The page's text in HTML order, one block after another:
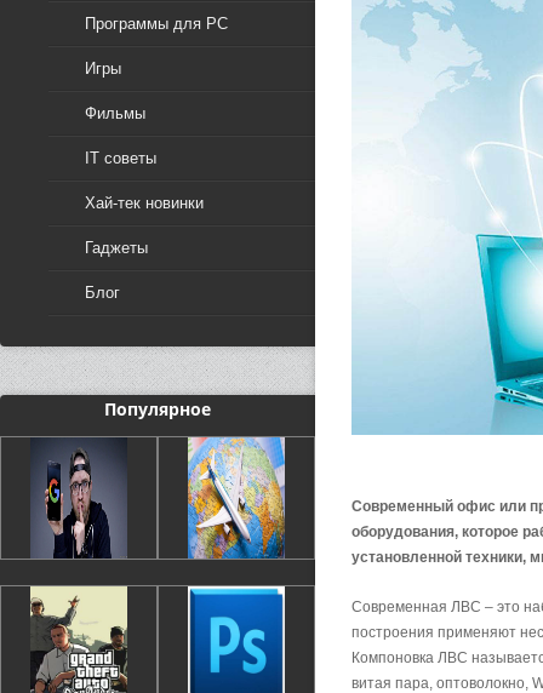
Программы для PC
Игры
Фильмы
IT советы
Хай-тек новинки
Гаджеты
Блог
Популярное
Современный офис или
оборудования, которое
установленной техники,
Современная ЛВС – это
построения применяют
Компоновка ЛВС
витая пара, оптоволокно,